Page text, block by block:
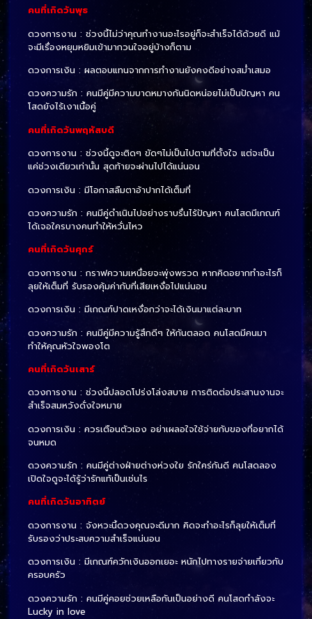
คนที่เกิดวันพุธ
ดวงการงาน : ช่วงนี้ไม่ว่าคุณทำงานอะไรอยู่ก็จะสำเร็จได้ด้วยดี แม้
จะมีเรื่องหยุมหยิมเข้ามากวนใจอยู่บ้างก็ตาม
ดวงการเงิน : ผลตอบแทนจากการทำงานยังคงดีอย่างสม่ำเสมอ
ดวงความรัก : คนมีคู่มีความบาดหมางกันนิดหน่อยไม่เป็นปัญหา คน
โสดยังไร้เงาเนื้อคู่
คนที่เกิดวันพฤหัสบดี
ดวงการงาน : ช่วงนี้ดูจะติดๆ ขัดๆไม่เป็นไปตามที่ตั้งใจ แต่จะเป็น
แค่ช่วงเดียวเท่านั้น สุดท้ายจะผ่านไปได้แน่นอน
ดวงการเงิน : มีโอกาสลืมตาอ้าปากได้เต็มที่
ดวงความรัก : คนมีคู่ดำเนินไปอย่างราบรื่นไร้ปัญหา คนโสดมีเกณฑ์
ได้เจอใครบางคนทำให้หวั่นไหว
คนที่เกิดวันศุกร์
ดวงการงาน : กราฟความเหนื่อยจะพุ่งพรวด หากคิดอยากทำอะไรก็
ลุยให้เต็มที่ รับรองคุ้มค่ากับที่เสียเหงื่อไปแน่นอน
ดวงการเงิน : มีเกณฑ์ปาดเหงื่อกว่าจะได้เงินมาแต่ละบาท
ดวงความรัก : คนมีคู่มีความรู้สึกดีๆ ให้กันตลอด คนโสดมีคนมา
ทำให้คุณหัวใจพองโต
คนที่เกิดวันเสาร์
ดวงการงาน : ช่วงนี้ปลอดโปร่งโล่งสบาย การติดต่อประสานงานจะ
สำเร็จสมหวังดั่งใจหมาย
ดวงการเงิน : ควรเตือนตัวเอง อย่าเผลอใจใช้จ่ายกับของที่อยากได้
จนหมด
ดวงความรัก : คนมีคู่ต่างฝ่ายต่างห่วงใย รักใคร่กันดี คนโสดลอง
เปิดใจดูจะได้รู้ว่ารักแท้เป็นเช่นไร
คนที่เกิดวันอาทิตย์
ดวงการงาน : จังหวะนี้ดวงคุณจะดีมาก คิดจะทำอะไรก็ลุยให้เต็มที่
รับรองว่าประสบความสำเร็จแน่นอน
ดวงการเงิน : มีเกณฑ์ควักเงินออกเยอะ หนักไปทางรายจ่ายเกี่ยวกับ
ครอบครัว
ดวงความรัก : คนมีคู่คอยช่วยเหลือกันเป็นอย่างดี คนโสดกำลังจะ
Lucky in love